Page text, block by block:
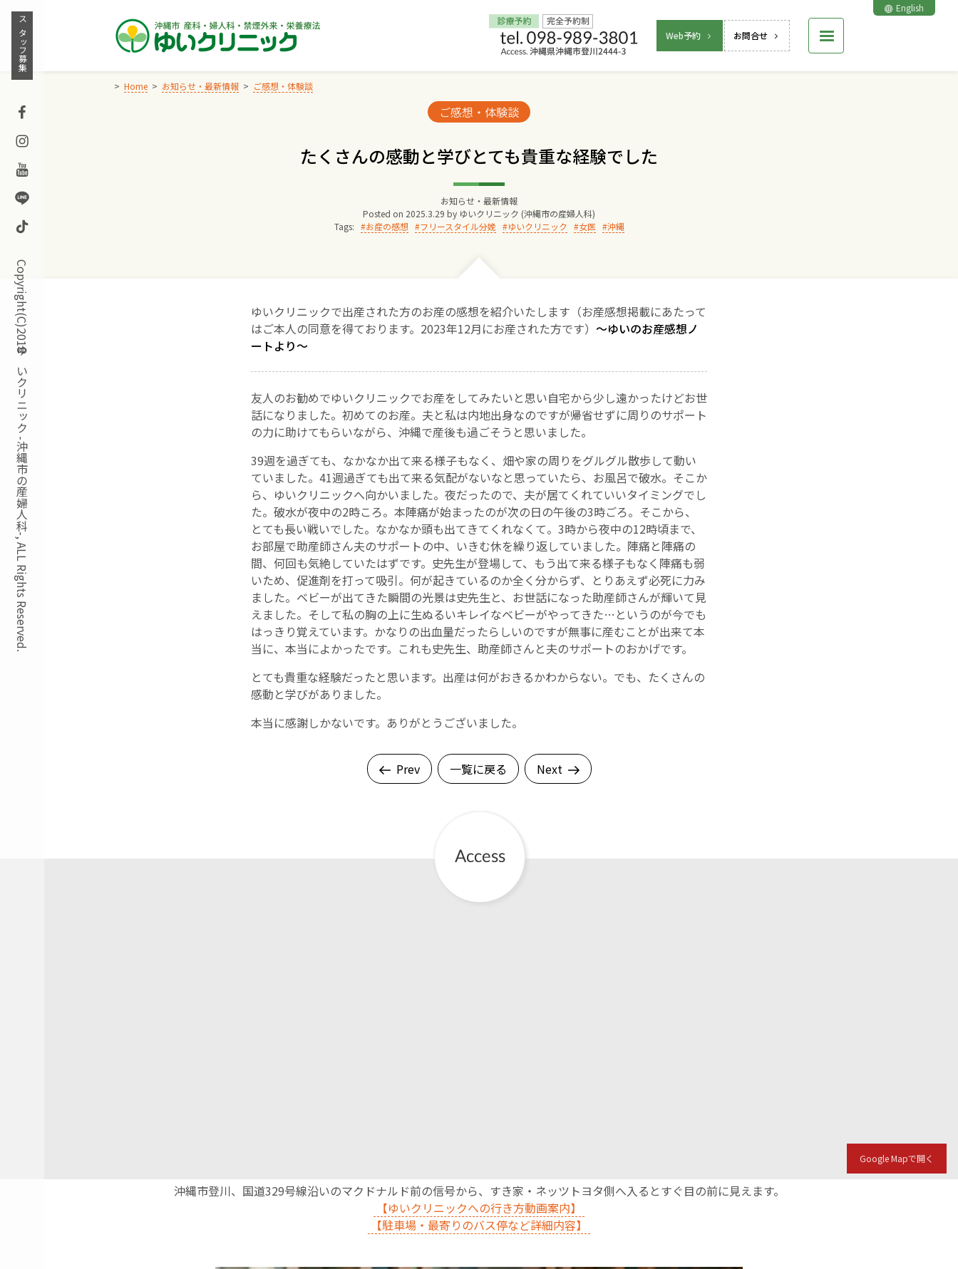
Skip
content
Web予約 お問合せ
English
スタッフ募集
Facebook
Instagram
Youtube
Line
TikTok
Copyright(C)2018ゆいクリニック -沖縄市の産婦人科-, ALL Rights Reserved.
Home お知らせ・最新情報 ご感想・体験談
Categories:
ご感想・体験談
たくさんの感動と学びとても貴重な経験でした
お知らせ・最新情報
Posted on 2025.3.29 by ゆいクリニック (沖縄市の産婦人科)
Tags:
お産の感想 フリースタイル分娩 ゆいクリニック 女医 沖縄
ゆいクリニックで出産された方のお産の感想を紹介いたします（お産感想掲載にあたって
はご本人の同意を得ております。2023年12月にお産された方です） ～ゆいのお産感想ノ
ートより～
友人のお勧めでゆいクリニックでお産をしてみたいと思い自宅から少し遠かったけどお世
話になりました。初めてのお産。夫と私は内地出身なのですが帰省せずに周りのサポート
の力に助けてもらいながら、沖縄で産後も過ごそうと思いました。
39週を過ぎても、なかなか出て来る様子もなく、畑や家の周りをグルグル散歩して動い
ていました。41週過ぎても出て来る気配がないなと思っていたら、お風呂で破水。そこか
ら、ゆいクリニックへ向かいました。夜だったので、夫が居てくれていいタイミングでし
た。破水が夜中の2時ころ。本陣痛が始まったのが次の日の午後の3時ごろ。そこから、
とても長い戦いでした。なかなか頭も出てきてくれなくて。3時から夜中の12時頃まで、
お部屋で助産師さん夫のサポートの中、いきむ休を繰り返していました。陣痛と陣痛の
間、何回も気絶していたはずです。史先生が登場して、もう出て来る様子もなく陣痛も弱
いため、促進剤を打って吸引。何が起きているのか全く分からず、とりあえず必死に力み
ました。ベビーが出てきた瞬間の光景は史先生と、お世話になった助産師さんが輝いて見
えました。そして私の胸の上に生ぬるいキレイなベビーがやってきた…というのが今でも
はっきり覚えています。かなりの出血量だったらしいのですが無事に産むことが出来て本
当に、本当によかったです。これも史先生、助産師さんと夫のサポートのおかげです。
とても貴重な経験だったと思います。出産は何がおきるかわからない。でも、たくさんの
感動と学びがありました。
本当に感謝しかないです。ありがとうございました。
Prev 一覧に戻る Next
Google Mapで開く
沖縄市登川、国道329号線沿いのマクドナルド前の信号から、すき家・ネッツトヨタ側へ入るとすぐ目の前に見えます。
【ゆいクリニックへの行き方動画案内】
【駐車場・最寄りのバス停など詳細内容】
Home
院長からのごあいさつ
ゆいクリニックの経営理念
診療料金
妊婦健診
母乳育児
予防接種
その他の診療内容
‘さんルーム’ でさまざまな講座・クラス
遠方にお住まいで当院での出産を希望される方へ
医師プロフィール
English Page